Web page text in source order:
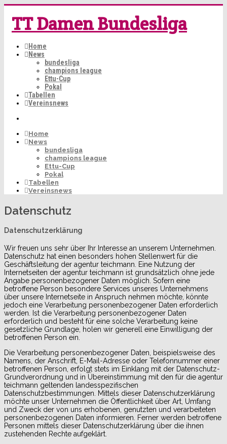
TT Damen Bundesliga
Home
News
bundesliga
champions league
Ettu-Cup
Pokal
Tabellen
Vereinsnews
Home
News
bundesliga
champions league
Ettu-Cup
Pokal
Tabellen
Vereinsnews
Datenschutz
Datenschutzerklärung
Wir freuen uns sehr über Ihr Interesse an unserem Unternehmen.
Datenschutz hat einen besonders hohen Stellenwert für die
Geschäftsleitung der agentur teichmann. Eine Nutzung der
Internetseiten der agentur teichmann ist grundsätzlich ohne jede
Angabe personenbezogener Daten möglich. Sofern eine
betroffene Person besondere Services unseres Unternehmens
über unsere Internetseite in Anspruch nehmen möchte, könnte
jedoch eine Verarbeitung personenbezogener Daten erforderlich
werden. Ist die Verarbeitung personenbezogener Daten
erforderlich und besteht für eine solche Verarbeitung keine
gesetzliche Grundlage, holen wir generell eine Einwilligung der
betroffenen Person ein.
Die Verarbeitung personenbezogener Daten, beispielsweise des
Namens, der Anschrift, E-Mail-Adresse oder Telefonnummer einer
betroffenen Person, erfolgt stets im Einklang mit der Datenschutz-
Grundverordnung und in Übereinstimmung mit den für die agentur
teichmann geltenden landesspezifischen
Datenschutzbestimmungen. Mittels dieser Datenschutzerklärung
möchte unser Unternehmen die Öffentlichkeit über Art, Umfang
und Zweck der von uns erhobenen, genutzten und verarbeiteten
personenbezogenen Daten informieren. Ferner werden betroffene
Personen mittels dieser Datenschutzerklärung über die ihnen
zustehenden Rechte aufgeklärt.